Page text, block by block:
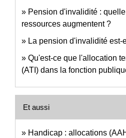
Pension d'invalidité :
ressources augmentent ?
La pension d'invalidité
Qu'est-ce que l'allocation
(ATI) dans la fonction
Et aussi
Handicap : allocations